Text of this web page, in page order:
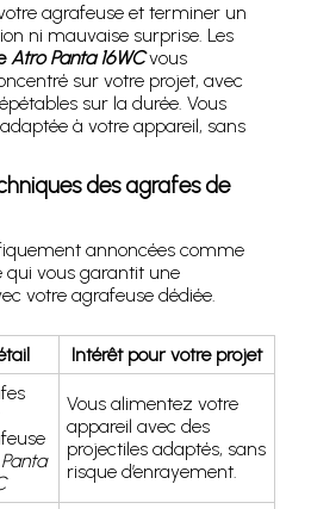
agrafeuse et terminer un
ni mauvaise surprise. Les
Atro Panta 16WCvous
sur votre projet, avec
sur la durée. Vous
à votre appareil, sans
des agrafes de
annoncées comme
qui vous garantit une
votre agrafeuse dédiée.
Intérêt pour votre projet
Vous alimentez votre
appareil avec des
projectiles adaptés, sans
risque d’enrayement.